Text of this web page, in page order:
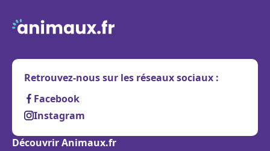
Retrouvez-nous sur les réseaux sociaux :
Facebook
Instagram
Découvrir Animaux.fr